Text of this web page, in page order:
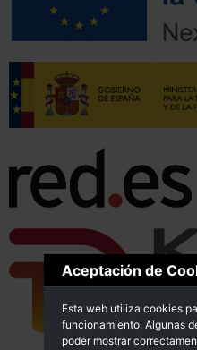
Aceptación de
Esta web utiliza cookies
funcionamiento. Algunas
poder mostrar